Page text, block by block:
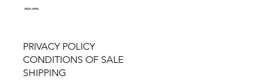
LEGAL AREA
PRIVACY POLICY
CONDITIONS OF SALE
SHIPPING